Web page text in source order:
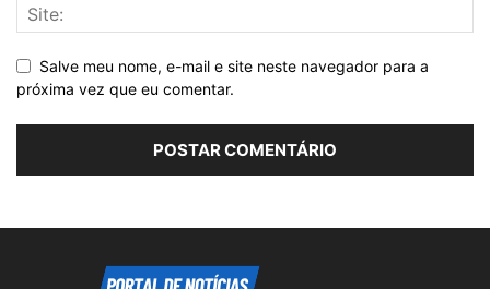
Salve meu nome, e-mail e site neste navegador para a
próxima vez que eu comentar.